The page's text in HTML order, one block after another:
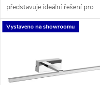
t
k
t
představuje ideální řešení pro
osvětlení interiérů i prostorů se
zvýšenou vlhkostí díky krytí
Vystaveno na showroomu